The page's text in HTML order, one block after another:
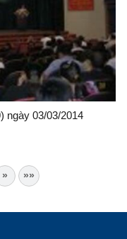
ngày 03/03/2014
» »»